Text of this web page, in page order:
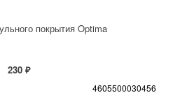
покрытия Optima
230 ₽
4605500030456